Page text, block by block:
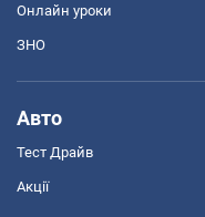
Онлайн уроки
ЗНО
Авто
Тест Драйв
Акції